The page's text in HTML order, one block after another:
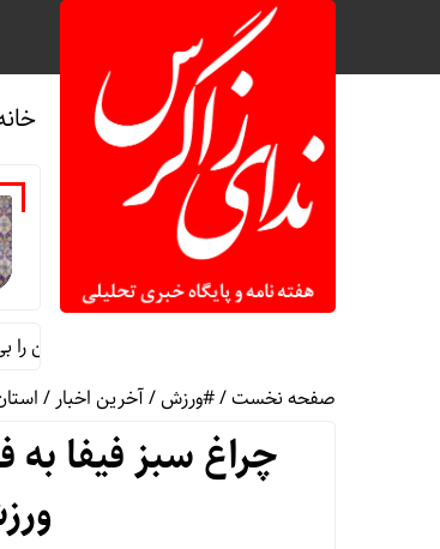
ایلام: اقتدار ایران تهدیدهای پوشالی دشمن را بی‌اثر
صفحه نخست/#ورزش/آخرین اخبار/
چراغ سبز فیفا به